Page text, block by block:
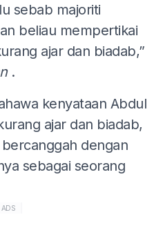
sebab majoriti
beliau mempertikai
ajar dan biadab,”
.
kenyataan Abdul
ajar dan biadab,
dengan
sebagai seorang
ADS